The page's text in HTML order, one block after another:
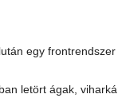
egy
letört ágak,